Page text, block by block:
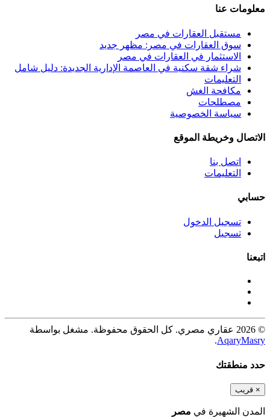
معلومات عنا
مستقبل العقارات في مصر
سوق العقارات في مصر: مظهر جديد
الاستثمار في العقارات في مصر
شراء شقة سكنية في العاصمة الإدارية الجديدة: دليل شامل
التعليمات
مكافحة الغش
مصطلحات
سياسة الخصوصية
الاتصال وخريطة الموقع
اتصل بنا
التعليمات
حسابي
تسجيل الدخول
تسجيل
اتبعنا
© 2026 عقاري مصري. كل الحقوق محفوظة. مشغل بواسطة
AqaryMasry
.
حدد منطقتك
× قريب
المدن الشهيرة في مصر